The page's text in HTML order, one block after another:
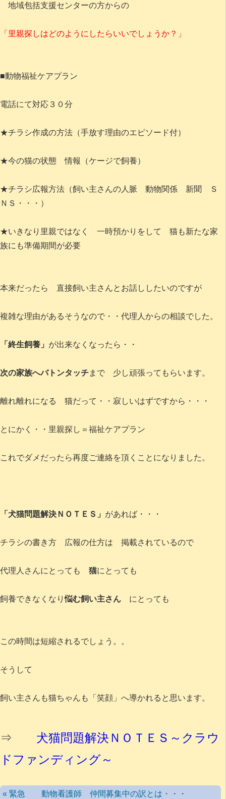
地域包括支援センターの方からの
「里親探しはどのようにしたらいいでしょうか？」
■動物福祉ケアプラン
電話にて対応３０分
★チラシ作成の方法（手放す理由のエピソード付）
★今の猫の状態 情報（ケージで飼養）
★チラシ広報方法（飼い主さんの人脈 動物関係 新聞 Ｓ
ＮＳ・・・）
★いきなり里親ではなく 一時預かりをして 猫も新たな家
族にも準備期間が必要
本来だったら 直接飼い主さんとお話ししたいのですが
複雑な理由があるそうなので・・代理人からの相談でした。
「終生飼養」 が出来なくなったら・・
次の家族へバトンタッチまで 少し頑張ってもらいます。
離れ離れになる 猫だって・・寂しいはずですから・・・
とにかく・・里親探し＝福祉ケアプラン
これでダメだったら再度ご連絡を頂くことになりました。
「犬猫問題解決ＮＯＴＥＳ」 があれば・・・
チラシの書き方 広報の仕方は 掲載されているので
代理人さんにとっても 猫にとっても
飼養できなくなり悩む飼い主さん にとっても
この時間は短縮されるでしょう。。
そうして
飼い主さんも猫ちゃんも「笑顔」へ導かれると思います。
⇒ 犬猫問題解決ＮＯＴＥＳ～クラウ
ドファンディング～
« 緊急 動物看護師 仲間募集中の訳とは・・・